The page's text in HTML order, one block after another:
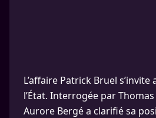
L’affaire Patrick Bruel
l’État. Interrogée par
Aurore Bergé a clarifié sa